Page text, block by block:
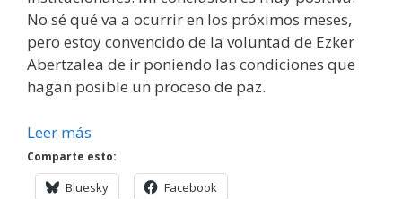
No sé qué va a ocurrir en los próximos meses,
pero estoy convencido de la voluntad de Ezker
Abertzalea de ir poniendo las condiciones que
hagan posible un proceso de paz.
Leer más
Comparte esto:
Bluesky Facebook